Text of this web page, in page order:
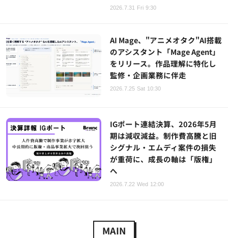
2026.7.31 Fri 9:30
AI Mage、"アニメオタク"AI搭載
のアシスタント「Mage Agent」
をリリース。作品理解に特化し
監修・企画業務に伴走
2026.7.25 Sat 10:30
IGポート連結決算、2026年5月
期は減収減益。制作費高騰と旧
シグナル・エムディ案件の損失
が重荷に、成長の軸は「版権」
へ
2026.7.22 Wed 12:00
MAIN